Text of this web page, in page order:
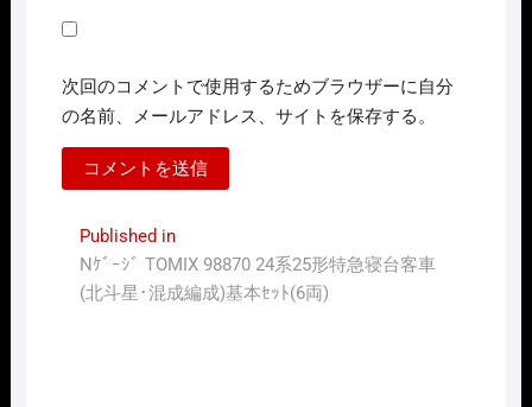
次回のコメントで使用するためブラウザーに自分
の名前、メールアドレス、サイトを保存する。
投
稿
Published in
Nｹﾞｰｼﾞ TOMIX 98870 24系25形特急寝台客車
(北斗星･混成編成)基本ｾｯﾄ(6両)